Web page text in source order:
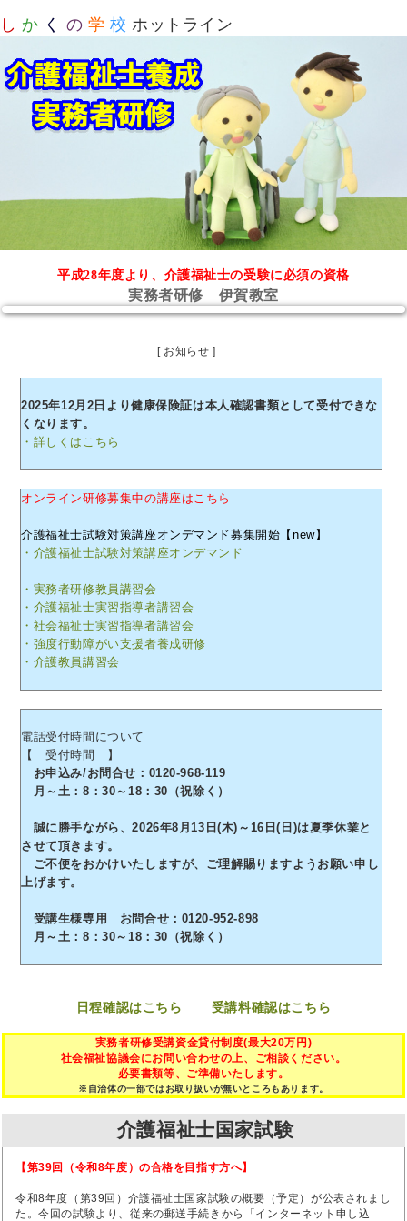
し か く の 学 校 ホットライン
平成28年度より、介護福祉士の受験に必須の資格
実務者研修 伊賀教室
[ お知らせ ]
2025年12月2日より健康保険証は本人確認書類として受付できな
くなります。
・詳しくはこちら
オンライン研修募集中の講座はこちら
介護福祉士試験対策講座オンデマンド募集開始【new】
・介護福祉士試験対策講座オンデマンド
・実務者研修教員講習会
・介護福祉士実習指導者講習会
・社会福祉士実習指導者講習会
・強度行動障がい支援者養成研修
・介護教員講習会
電話受付時間について
【 受付時間 】
お申込み/お問合せ：0120-968-119
月～土：8：30～18：30（祝除く）
誠に勝手ながら、2026年8月13日(木)～16日(日)は夏季休業と
させて頂きます。
ご不便をおかけいたしますが、ご理解賜りますようお願い申し
上げます。
受講生様専用 お問合せ：0120-952-898
月～土：8：30～18：30（祝除く）
日程確認はこちら 受講料確認はこちら
実務者研修受講資金貸付制度(最大20万円)
社会福祉協議会にお問い合わせの上、ご相談ください。
必要書類等、ご準備いたします。
※自治体の一部ではお取り扱いが無いところもあります。
介護福祉士国家試験
【第39回（令和8年度）の合格を目指す方へ】
令和8年度（第39回）介護福祉士国家試験の概要（予定）が公表されまし
た。今回の試験より、従来の郵送手続きから「インターネット申し込